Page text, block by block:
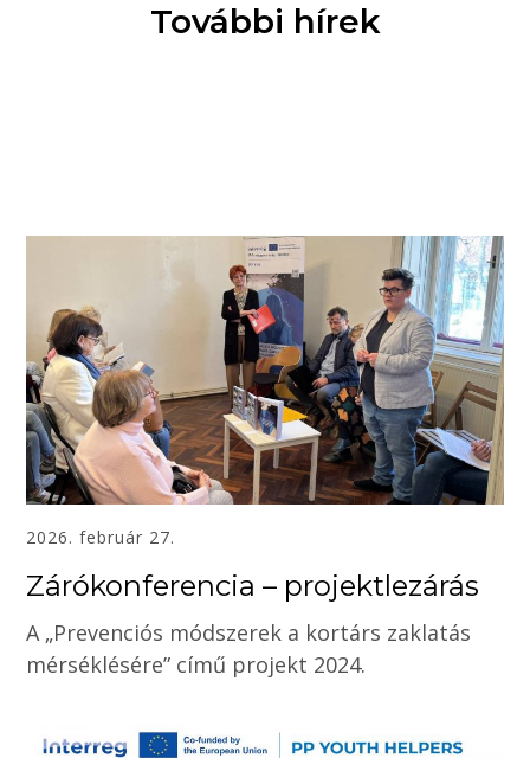
További hírek
2026. február 27.
Zárókonferencia – projektlezárás
A „Prevenciós módszerek a kortárs zaklatás
mérséklésére” című projekt 2024.